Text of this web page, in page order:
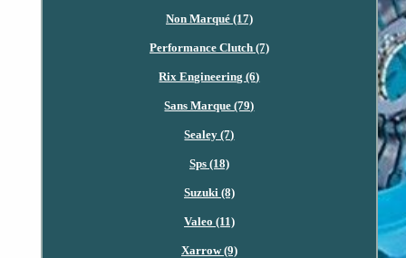
Non Marqué (17)
Performance Clutch (7)
Rix Engineering (6)
Sans Marque (79)
Sealey (7)
Sps (18)
Suzuki (8)
Valeo (11)
Xarrow (9)